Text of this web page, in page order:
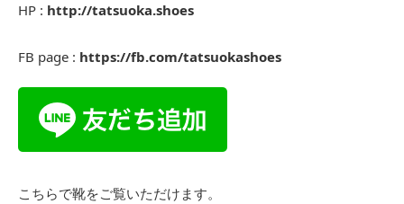
HP : http://tatsuoka.shoes
FB page : https://fb.com/tatsuokashoes
こちらで靴をご覧いただけます。